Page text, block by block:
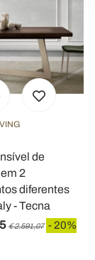
momento
ed
e per
dati web,
hanno
de
2
diferentes
- Tecna
€ 2.591,07 - 20%